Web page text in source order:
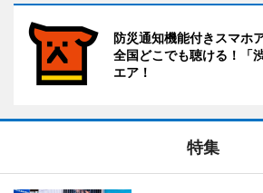
防災通知機能付きスマホ
全国どこでも聴ける！「
エア！
特集